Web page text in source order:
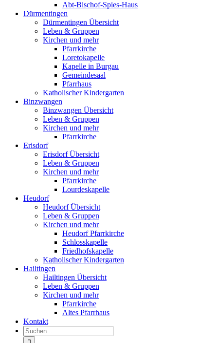
Abt-Bischof-Spies-Haus
Dürmentingen
Dürmentingen Übersicht
Leben & Gruppen
Kirchen und mehr
Pfarrkirche
Loretokapelle
Kapelle in Burgau
Gemeindesaal
Pfarrhaus
Katholischer Kindergarten
Binzwangen
Binzwangen Übersicht
Leben & Gruppen
Kirchen und mehr
Pfarrkirche
Erisdorf
Erisdorf Übersicht
Leben & Gruppen
Kirchen und mehr
Pfarrkirche
Lourdeskapelle
Heudorf
Heudorf Übersicht
Leben & Gruppen
Kirchen und mehr
Heudorf Pfarrkirche
Schlosskapelle
Friedhofskapelle
Katholischer Kindergarten
Hailtingen
Hailtingen Übersicht
Leben & Gruppen
Kirchen und mehr
Pfarrkirche
Altes Pfarrhaus
Kontakt
Suche
nach: